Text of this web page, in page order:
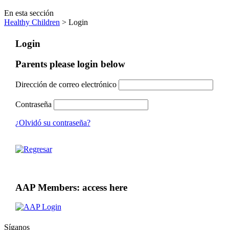
En esta sección
Healthy Children > Login
Login
Parents please login below
Dirección de correo electrónico
Contraseña
¿Olvidó su contraseña?
AAP Members: access here
Síganos